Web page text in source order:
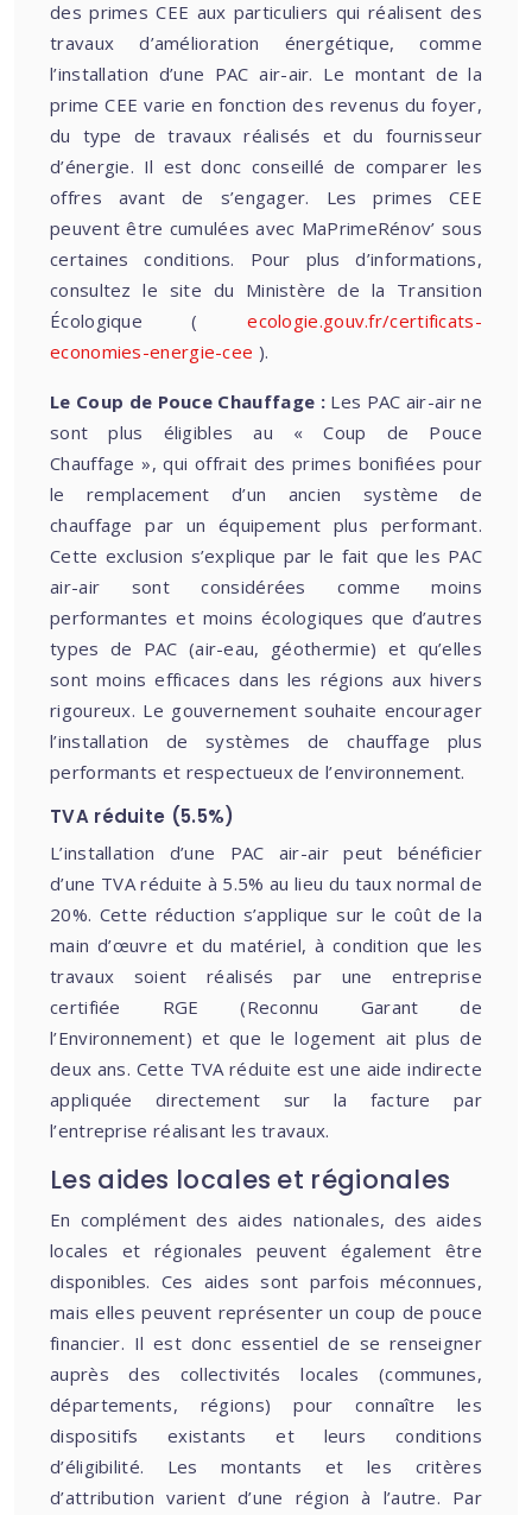
des primes CEE aux particuliers qui réalisent des
travaux d’amélioration énergétique, comme
l’installation d’une PAC air-air. Le montant de la
prime CEE varie en fonction des revenus du foyer,
du type de travaux réalisés et du fournisseur
d’énergie. Il est donc conseillé de comparer les
offres avant de s’engager. Les primes CEE
peuvent être cumulées avec MaPrimeRénov’ sous
certaines conditions. Pour plus d’informations,
consultez le site du Ministère de la Transition
Écologique (ecologie.gouv.fr/certificats-
economies-energie-cee ).
Le Coup de Pouce Chauffage : Les PAC air-air ne
sont plus éligibles au « Coup de Pouce
Chauffage », qui offrait des primes bonifiées pour
le remplacement d’un ancien système de
chauffage par un équipement plus performant.
Cette exclusion s’explique par le fait que les PAC
air-air sont considérées comme moins
performantes et moins écologiques que d’autres
types de PAC (air-eau, géothermie) et qu’elles
sont moins efficaces dans les régions aux hivers
rigoureux. Le gouvernement souhaite encourager
l’installation de systèmes de chauffage plus
performants et respectueux de l’environnement.
TVA réduite (5.5%)
L’installation d’une PAC air-air peut bénéficier
d’une TVA réduite à 5.5% au lieu du taux normal de
20%. Cette réduction s’applique sur le coût de la
main d’œuvre et du matériel, à condition que les
travaux soient réalisés par une entreprise
certifiée RGE (Reconnu Garant de
l’Environnement) et que le logement ait plus de
deux ans. Cette TVA réduite est une aide indirecte
appliquée directement sur la facture par
l’entreprise réalisant les travaux.
Les aides locales et régionales
En complément des aides nationales, des aides
locales et régionales peuvent également être
disponibles. Ces aides sont parfois méconnues,
mais elles peuvent représenter un coup de pouce
financier. Il est donc essentiel de se renseigner
auprès des collectivités locales (communes,
départements, régions) pour connaître les
dispositifs existants et leurs conditions
d’éligibilité. Les montants et les critères
d’attribution varient d’une région à l’autre. Par